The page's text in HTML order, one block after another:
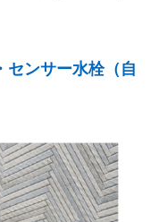
センサー水栓（自